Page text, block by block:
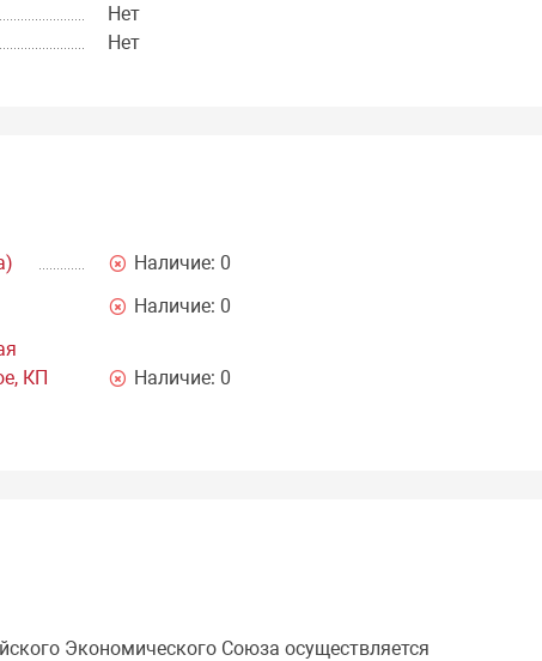
Нет
Нет
Наличие: 0
Наличие: 0
КП
Наличие: 0
Экономического Союза осуществляется